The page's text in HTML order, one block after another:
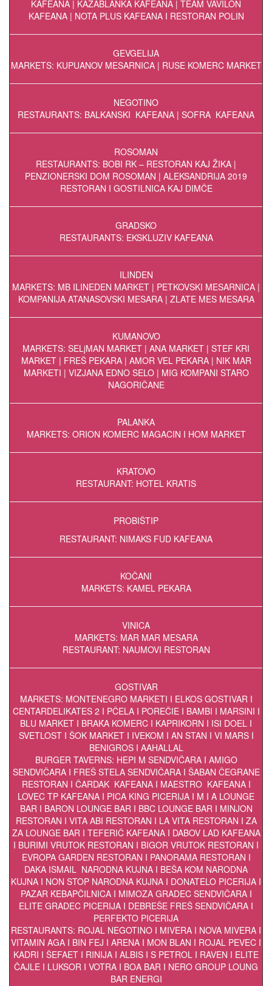
KAFEANA | KAZABLANKA KAFEANA | TEAM VAVILON
KAFEANA | NOTA PLUS KAFEANA I RESTORAN POLIN
GEVGELIJA
MARKETS: KUPUANOV MESARNICA | RUSE KOMERC MARKET
NEGOTINO
RESTAURANTS: BALKANSKI KAFEANA | SOFRA KAFEANA
ROSOMAN
RESTAURANTS: BOBI RK – RESTORAN KAJ ŽIKA |
PENZIONERSKI DOM ROSOMAN | ALEKSANDRIJA 2019
RESTORAN I GOSTILNICA KAJ DIMČE
GRADSKO
RESTAURANTS: EKSKLUZIV KAFEANA
ILINDEN
MARKETS: MB ILINEDEN MARKET | PETKOVSKI MESARNICA |
KOMPANIJA ATANASOVSKI MESARA | ZLATE MES MESARA
KUMANOVO
MARKETS: SELjMAN MARKET | ANA MARKET | STEF KRI
MARKET | FREŠ PEKARA | AMOR VEL PEKARA | NIK MAR
MARKETI | VIZJANA EDNO SELO | MIG KOMPANI STARO
NAGORIČANE
PALANKA
MARKETS: ORION KOMERC MAGACIN I HOM MARKET
KRATOVO
RESTAURANT: HOTEL KRATIS
PROBIŠTIP
RESTAURANT: NIMAKS FUD KAFEANA
KOČANI
MARKETS: KAMEL PEKARA
VINICA
MARKETS: MAR MAR MESARA
RESTAURANT: NAUMOVI RESTORAN
GOSTIVAR
MARKETS: MONTENEGRO MARKETI I ELKOS GOSTIVAR I
CENTARDELIKATES 2 I PČELA I POREČIE I BAMBI I MARSINI I
BLU MARKET I BRAḰA KOMERC I KAPRIKORN I ISI DOEL I
SVETLOST I ŠOK MARKET I IVEKOM I AN STAN I VI MARS I
BENIGROS I AAHALLAL
BURGER TAVERNS: HEPI M SENDVIČARA I AMIGO
SENDVIČARA I FREŠ STELA SENDVIČARA I ŠABAN ČEGRANE
RESTORAN I ČARDAK KAFEANA I MAESTRO KAFEANA I
LOVEC TP KAFEANA I PICA KING PICERIJA I M I A LOUNGE
BAR I BARON LOUNGE BAR I BBC LOUNGE BAR I MINJON
RESTORAN I VITA ABI RESTORAN I LA VITA RESTORAN I ZA
ZA LOUNGE BAR I TEFERIČ KAFEANA I DABOV LAD KAFEANA
I BURIMI VRUTOK RESTORAN I BIGOR VRUTOK RESTORAN I
EVROPA GARDEN RESTORAN I PANORAMA RESTORAN I
DAKA ISMAIL NARODNA KUJNA I BEŠA KOM NARODNA
KUJNA I NON STOP NARODNA KUJNA I DONATELO PICERIJA I
PAZAR ḰEBAPČILNICA I MIMOZA GRADEC SENDVIČARA I
ELITE GRADEC PICERIJA I DEBREŠE FREŠ SENDVIČARA I
PERFEKTO PICERIJA
RESTAURANTS: ROJAL NEGOTINO I MIVERA I NOVA MIVERA I
VITAMIN AGA I BIN FEJ I ARENA I MON BLAN I ROJAL PEVEC I
KADRI I ŠEFAET I RINIJA I ALBIS I S PETROL I RAVEN I ELITE
ČAJLE I LUKSOR I VOTRA I BOA BAR I NERO GROUP LOUNG
BAR ENERGI